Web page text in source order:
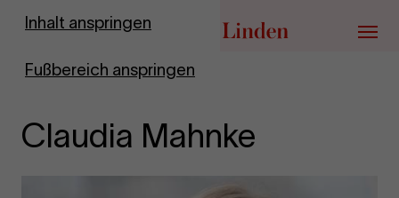
Inhalt anspringen
Fußbereich anspringen
Zur Startseite
Menü
Claudia Mahnke